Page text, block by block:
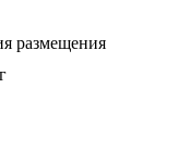
размещения